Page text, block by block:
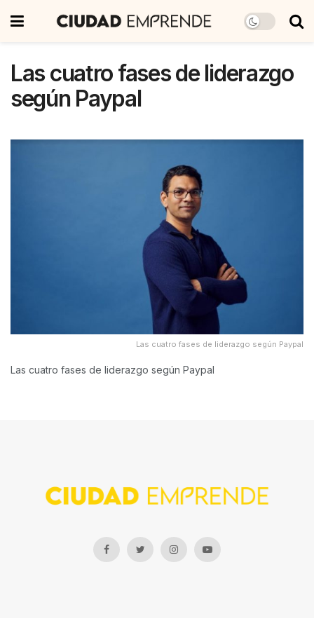
Las cuatro fases de liderazgo
según Paypal
Las cuatro fases de liderazgo según Paypal
Las cuatro fases de liderazgo según Paypal